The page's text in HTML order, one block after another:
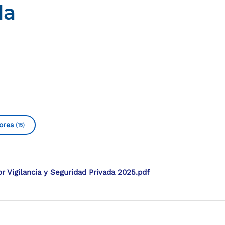
(15)
Vigilancia y Seguridad Privada 2025.pdf